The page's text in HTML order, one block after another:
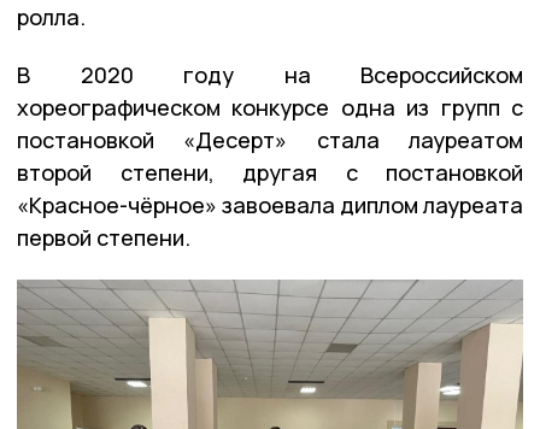
ролла.
В 2020 году на Всероссийском
хореографическом конкурсе одна из групп с
постановкой «Десерт» стала лауреатом
второй степени, другая с постановкой
«Красное-чёрное» завоевала диплом лауреата
первой степени.